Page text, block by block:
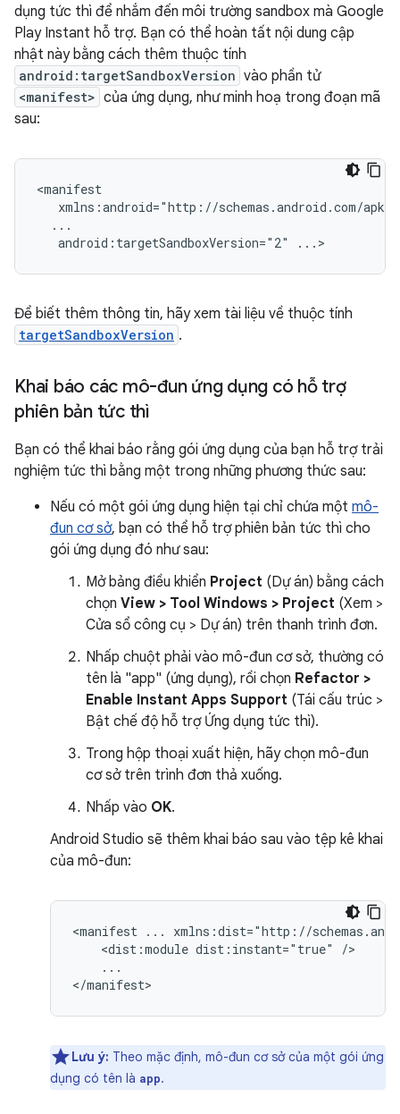
dụng tức thì để nhắm đến môi trường sandbox mà Google
Play Instant hỗ trợ. Bạn có thể hoàn tất nội dung cập
nhật này bằng cách thêm thuộc tính
android:targetSandboxVersion vào phần tử
<manifest> của ứng dụng, như minh hoạ trong đoạn mã
sau:
android:targetSandboxVersion="2"
Để biết thêm thông tin, hãy xem tài liệu về thuộc tính
targetSandboxVersion .
Khai báo các mô-đun ứng dụng có hỗ trợ
phiên bản tức thì
Bạn có thể khai báo rằng gói ứng dụng của bạn hỗ trợ trải
nghiệm tức thì bằng một trong những phương thức sau:
Nếu có một gói ứng dụng hiện tại chỉ chứa một mô-
đun cơ sở, bạn có thể hỗ trợ phiên bản tức thì cho
gói ứng dụng đó như sau:
Mở bảng điều khiển Project (Dự án) bằng cách
chọn View > Tool Windows > Project (Xem >
Cửa sổ công cụ > Dự án) trên thanh trình đơn.
Nhấp chuột phải vào mô-đun cơ sở, thường có
tên là "app" (ứng dụng), rồi chọn Refactor >
Enable Instant Apps Support (Tái cấu trúc >
Bật chế độ hỗ trợ Ứng dụng tức thì).
Trong hộp thoại xuất hiện, hãy chọn mô-đun
cơ sở trên trình đơn thả xuống.
Nhấp vào OK.
Android Studio sẽ thêm khai báo sau vào tệp kê khai
của mô-đun:
<manifest ...
<dist:module dist:instant="true"
...
Lưu ý: Theo mặc định, mô-đun cơ sở của một gói ứng
dụng có tên là app.